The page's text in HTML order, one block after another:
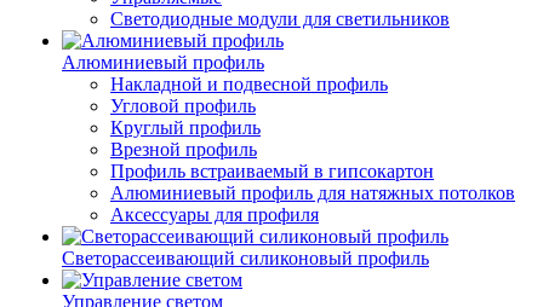
Светодиодные модули для светильников
Алюминиевый профиль
Накладной и подвесной профиль
Угловой профиль
Круглый профиль
Врезной профиль
Профиль встраиваемый в гипсокартон
Алюминиевый профиль для натяжных потолков
Аксессуары для профиля
Светорассеивающий силиконовый профиль
Управление светом